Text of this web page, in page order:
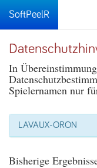
SoftPeelR
In
Spielernamen nur
LAVAUX-ORON
Bisherige